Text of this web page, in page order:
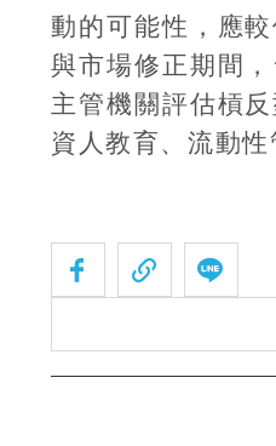
動的可能性，應
與市場修正期間
主管機關評估槓反
資人教育、流動